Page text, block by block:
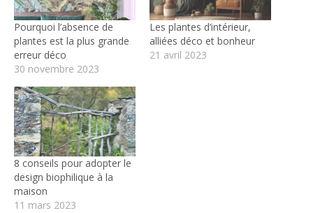
Pourquoi l’absence de
plantes est la plus grande
erreur déco
30 novembre 2023
Les plantes d’intérieur,
alliées déco et bonheur
21 avril 2023
8 conseils pour adopter le
design biophilique à la
maison
11 mars 2023